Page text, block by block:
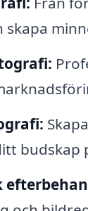
skapa
budskap